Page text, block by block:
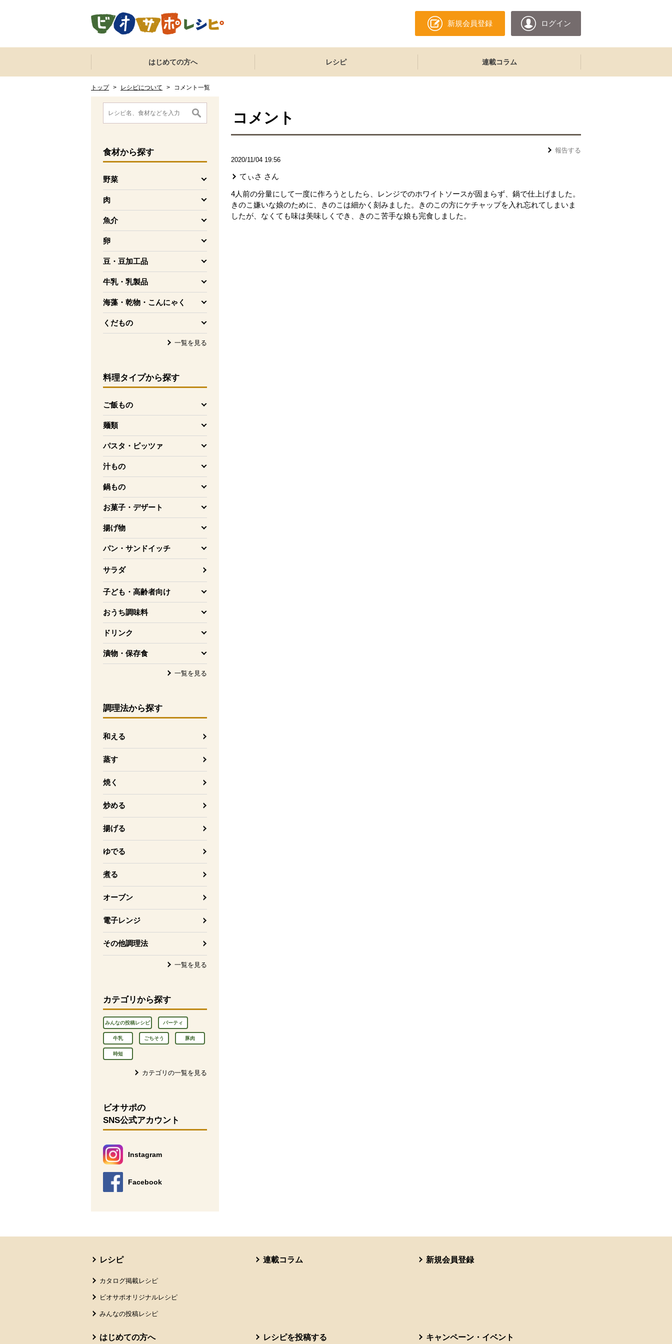
新規会員登録 ログイン
ここからサイト内共通メニューです。
サイト内共通メニューをスキップする
はじめての方へ レシピ 連載コラム
トップ > レシピについて > コメント一覧
ここから消費材検索メニューです。
食材から探す
野菜
を開く
肉
を開く
魚介
を開く
卵
を開く
豆・豆加工品
を開く
牛乳・乳製品
を開く
海藻・乾物・こんにゃく
を開く
くだもの
を開く
一覧を見る
料理タイプから探す
ご飯もの
を開く
麺類
を開く
パスタ・ピッツァ
を開く
汁もの
を開く
鍋もの
を開く
お菓子・デザート
を開く
揚げ物
を開く
パン・サンドイッチ
を開く
サラダ
子ども・高齢者向け
を開く
おうち調味料
を開く
ドリンク
を開く
漬物・保存食
を開く
一覧を見る
調理法から探す
和える
蒸す
焼く
炒める
揚げる
ゆでる
煮る
オーブン
電子レンジ
その他調理法
一覧を見る
カテゴリから探す
みんなの投稿レシピ パーティ
牛乳 ごちそう 豚肉
時短
カテゴリの一覧を見る
消費材検索メニューここまで。
ここから本文です。
ビオサポの
SNS公式アカウント
Instagram
別のウィンドウで開きます。
Facebook
別のウィンドウで開きます。
コメント
報告する
2020/11/04 19:56
てぃさ さん
4人前の分量にして一度に作ろうとしたら、レンジでのホワイトソースが固まらず、鍋で仕上げました。
きのこ嫌いな娘のために、きのこは細かく刻みました。きのこの方にケチャップを入れ忘れてしまいま
したが、なくても味は美味しくでき、きのこ苦手な娘も完食しました。
レシピ
カタログ掲載レシピ
ビオサポオリジナルレシピ
みんなの投稿レシピ
連載コラム 新規会員登録
はじめての方へ レシピを投稿する キャンペーン・イベント